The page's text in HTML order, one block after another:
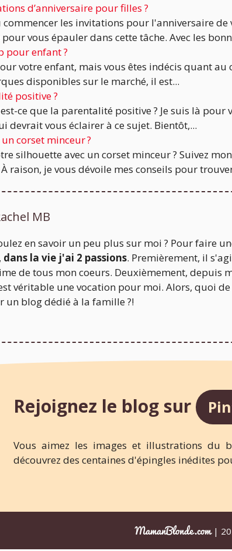
d’anniversaire pour filles ?
commencer les invitations pour l'anniversaire de
vous épauler dans cette tâche. Avec les
pour enfant ?
votre enfant, mais vous êtes indécis quant au
disponibles sur le marché, il est...
positive ?
ce que la parentalité positive ? Je suis là pour
devrait vous éclairer à ce sujet. Bientôt,...
corset minceur ?
silhouette avec un corset minceur ? Suivez
raison, je vous dévoile mes conseils pour
MB
en savoir un peu plus sur moi ? Pour faire
dans la vie j'ai 2 passions. Premièrement, il
de tous mon coeurs. Deuxièmement, depuis
véritable une vocation pour moi. Alors, quoi
un blog dédié à la famille ?!
Rejoignez le blog sur
Vous aimez les images et illustrations du
découvrez des centaines d'épingles inédites
MamanBlonde.com|